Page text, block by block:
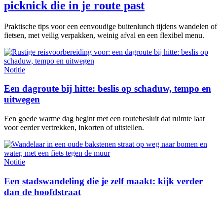
picknick die in je route past
Praktische tips voor een eenvoudige buitenlunch tijdens wandelen of
fietsen, met veilig verpakken, weinig afval en een flexibel menu.
Notitie
Een dagroute bij hitte: beslis op schaduw, tempo en
uitwegen
Een goede warme dag begint met een routebesluit dat ruimte laat
voor eerder vertrekken, inkorten of uitstellen.
Notitie
Een stadswandeling die je zelf maakt: kijk verder
dan de hoofdstraat